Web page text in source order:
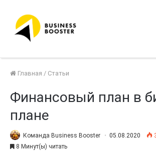
Главная / Статьи
Финансовый план в
плане
Команда Business Booster 05.08.2020
8 Минут(ы) читать